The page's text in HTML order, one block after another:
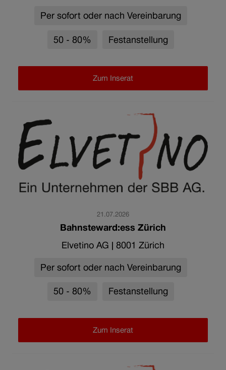
Per sofort oder nach Vereinbarung
50 - 80% Festanstellung
Zum Inserat
21.07.2026
Bahnsteward:ess Zürich
Elvetino AG
8001 Zürich
Per sofort oder nach Vereinbarung
50 - 80% Festanstellung
Zum Inserat